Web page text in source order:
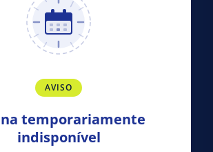
AVISO
temporariamente
indisponível